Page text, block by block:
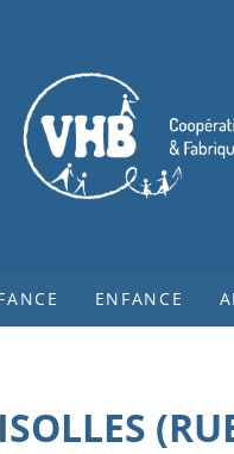
ENFANCE